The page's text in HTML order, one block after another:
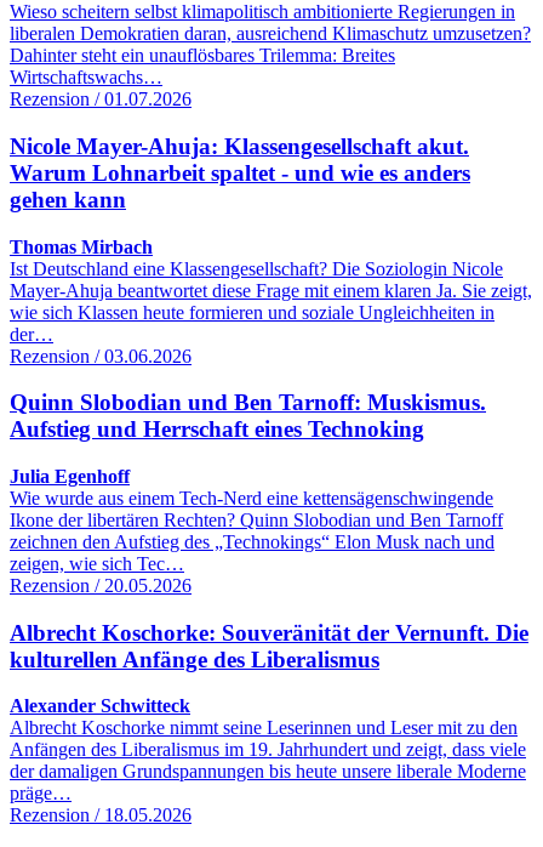
Wieso scheitern selbst klimapolitisch ambitionierte Regierungen in
liberalen Demokratien daran, ausreichend Klimaschutz umzusetzen?
Dahinter steht ein unauflösbares Trilemma: Breites
Wirtschaftswachs…
Rezension / 01.07.2026
Nicole Mayer-Ahuja: Klassengesellschaft akut.
Warum Lohnarbeit spaltet - und wie es anders
gehen kann
Thomas Mirbach
Ist Deutschland eine Klassengesellschaft? Die Soziologin Nicole
Mayer-Ahuja beantwortet diese Frage mit einem klaren Ja. Sie zeigt,
wie sich Klassen heute formieren und soziale Ungleichheiten in
der…
Rezension / 03.06.2026
Quinn Slobodian und Ben Tarnoff: Muskismus.
Aufstieg und Herrschaft eines Technoking
Julia Egenhoff
Wie wurde aus einem Tech-Nerd eine kettensägenschwingende
Ikone der libertären Rechten? Quinn Slobodian und Ben Tarnoff
zeichnen den Aufstieg des „Technokings“ Elon Musk nach und
zeigen, wie sich Tec…
Rezension / 20.05.2026
Albrecht Koschorke: Souveränität der Vernunft. Die
kulturellen Anfänge des Liberalismus
Alexander Schwitteck
Albrecht Koschorke nimmt seine Leserinnen und Leser mit zu den
Anfängen des Liberalismus im 19. Jahrhundert und zeigt, dass viele
der damaligen Grundspannungen bis heute unsere liberale Moderne
präge…
Rezension / 18.05.2026